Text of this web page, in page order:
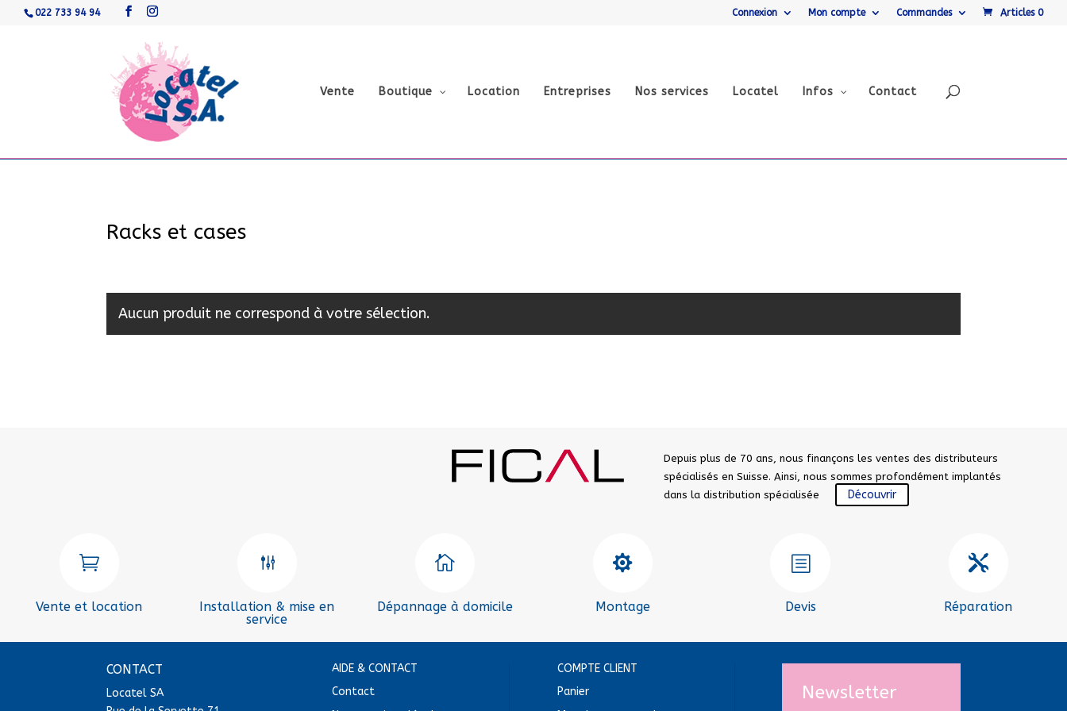
022 733 94 94 Connexion Mon compte Commandes Articles 0
Vente Boutique Location Entreprises Nos services Locatel Infos Contact
Racks et cases
Aucun produit ne correspond à votre sélection.
Depuis plus de 70 ans, nous finançons les ventes des distributeurs
spécialisés en Suisse. Ainsi, nous sommes profondément implantés
dans la distribution spécialisée
Découvrir

Vente et location
g
Installation & mise en
service

Dépannage à domicile

Montage
b
Devis

Réparation
CONTACT
Locatel SA
AIDE & CONTACT
Contact
COMPTE CLIENT
Panier
Newsletter